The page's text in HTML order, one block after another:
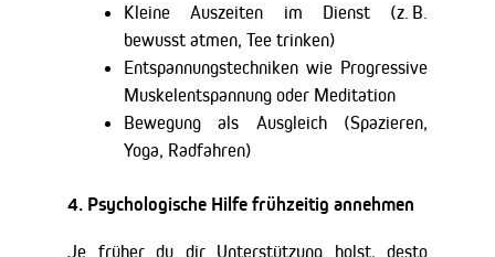
Kleine Auszeiten im Dienst (z. B.
bewusst atmen, Tee trinken)
Entspannungstechniken wie Progressive
Muskelentspannung oder Meditation
Bewegung als Ausgleich (Spazieren,
Yoga, Radfahren)
4. Psychologische Hilfe frühzeitig annehmen
Je früher du dir Unterstützung holst, desto